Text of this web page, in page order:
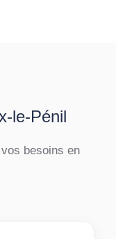
le-Pénil
besoins en